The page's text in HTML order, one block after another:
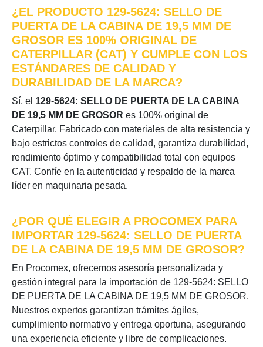
¿EL PRODUCTO 129-5624: SELLO DE
PUERTA DE LA CABINA DE 19,5 MM DE
GROSOR ES 100% ORIGINAL DE
CATERPILLAR (CAT) Y CUMPLE CON LOS
ESTÁNDARES DE CALIDAD Y
DURABILIDAD DE LA MARCA?
Sí, el 129-5624: SELLO DE PUERTA DE LA CABINA
DE 19,5 MM DE GROSOR es 100% original de
Caterpillar. Fabricado con materiales de alta resistencia y
bajo estrictos controles de calidad, garantiza durabilidad,
rendimiento óptimo y compatibilidad total con equipos
CAT. Confíe en la autenticidad y respaldo de la marca
líder en maquinaria pesada.
¿POR QUÉ ELEGIR A PROCOMEX PARA
IMPORTAR 129-5624: SELLO DE PUERTA
DE LA CABINA DE 19,5 MM DE GROSOR?
En Procomex, ofrecemos asesoría personalizada y
gestión integral para la importación de 129-5624: SELLO
DE PUERTA DE LA CABINA DE 19,5 MM DE GROSOR.
Nuestros expertos garantizan trámites ágiles,
cumplimiento normativo y entrega oportuna, asegurando
una experiencia eficiente y libre de complicaciones.